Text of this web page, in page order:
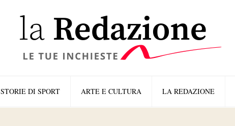
STORIE DI SPORT ARTE E CULTURA LA REDAZIONE